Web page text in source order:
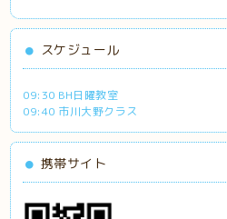
スケジュール
09:30 BH日曜教室
09:40 市川大野クラス
携帯サイト